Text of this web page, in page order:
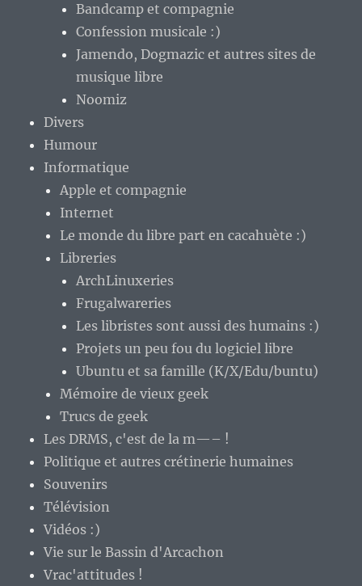
Bandcamp et compagnie
Confession musicale :)
Jamendo, Dogmazic et autres sites de
musique libre
Noomiz
Divers
Humour
Informatique
Apple et compagnie
Internet
Le monde du libre part en cacahuète :)
Libreries
ArchLinuxeries
Frugalwareries
Les libristes sont aussi des humains :)
Projets un peu fou du logiciel libre
Ubuntu et sa famille (K/X/Edu/buntu)
Mémoire de vieux geek
Trucs de geek
Les DRMS, c'est de la m—– !
Politique et autres crétinerie humaines
Souvenirs
Télévision
Vidéos :)
Vie sur le Bassin d'Arcachon
Vrac'attitudes !